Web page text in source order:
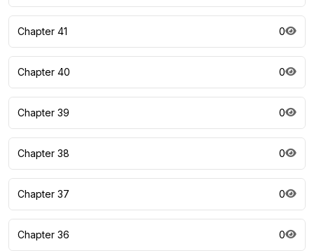
Chapter 41 0
Chapter 40 0
Chapter 39 0
Chapter 38 0
Chapter 37 0
Chapter 36 0